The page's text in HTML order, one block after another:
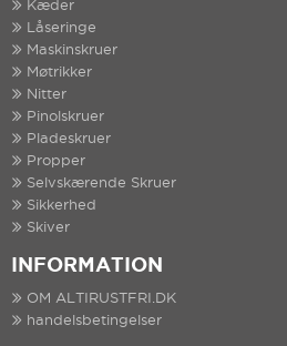
Kæder
Låseringe
Maskinskruer
Møtrikker
Nitter
Pinolskruer
Pladeskruer
Propper
Selvskærende Skruer
Sikkerhed
Skiver
INFORMATION
OM ALTIRUSTFRI.DK
handelsbetingelser